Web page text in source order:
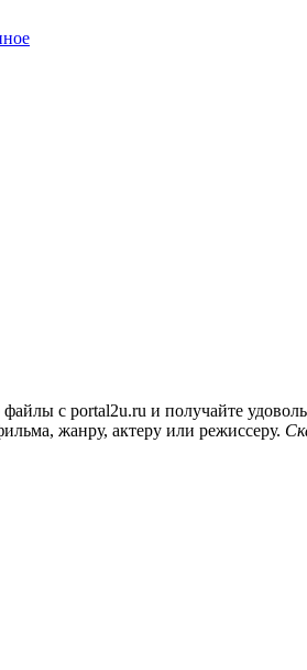
с portal2u.ru и получайте
жанру, актеру или режиссеру.